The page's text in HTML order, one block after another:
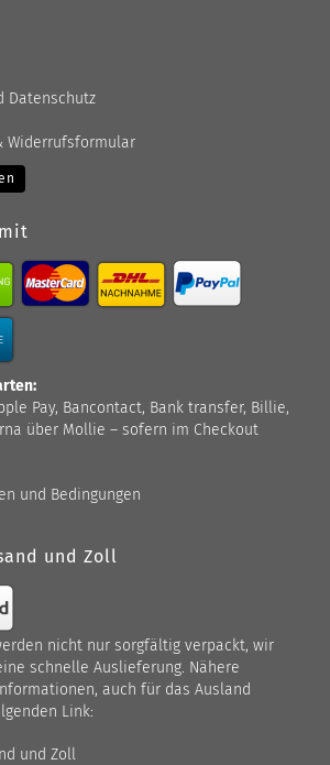
Datenschutz
Widerrufsformular
Pay, Bancontact, Bank transfer, Billie,
über Mollie – sofern im Checkout
und Bedingungen
und Zoll
nicht nur sorgfältig verpackt, wir
schnelle Auslieferung. Nähere
auch für das Ausland
Link:
und Zoll